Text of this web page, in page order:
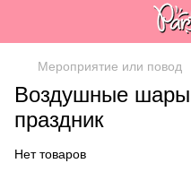
Мероприятие или повод
Воздушные шары
праздник
Нет товаров